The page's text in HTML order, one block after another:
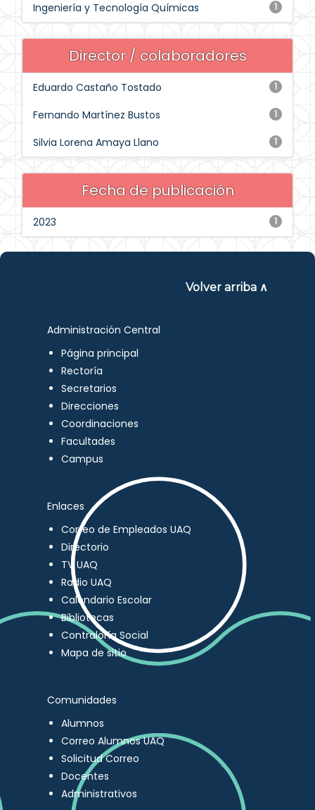
1
Ingeniería y Tecnología Químicas
Director / colaboradores
1
Eduardo Castaño Tostado
1
Fernando Martínez Bustos
1
Silvia Lorena Amaya Llano
Fecha de publicación
1
2023
Volver arriba ∧
Administración Central
Página principal
Rectoría
Secretarios
Direcciones
Coordinaciones
Facultades
Campus
Enlaces
Correo de Empleados UAQ
Directorio
TV UAQ
Radio UAQ
Calendario Escolar
Bibliotecas
Contraloría Social
Mapa de sitio
Comunidades
Alumnos
Correo Alumnos UAQ
Solicitud Correo
Docentes
Administrativos